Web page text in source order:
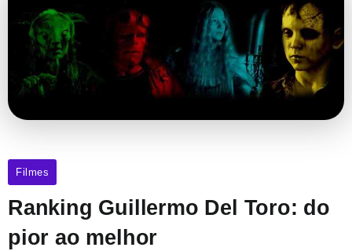
Filmes
Ranking Guillermo Del Toro: do
pior ao melhor